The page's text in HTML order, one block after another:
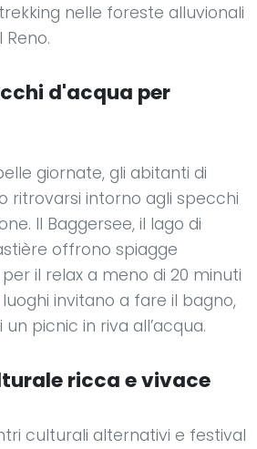
nelle foreste alluvionali
d'acqua per
giornate, gli abitanti di
ritrovarsi intorno agli specchi
Il Baggersee, il lago di
offrono spiagge
il relax a meno di 20 minuti
invitano a fare il bagno,
picnic in riva all’acqua.
ricca e vivace
culturali alternativi e festival